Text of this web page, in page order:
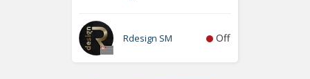
Rdesign SM Off